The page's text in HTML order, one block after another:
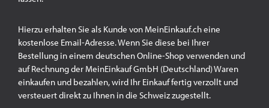
Hierzu erhalten Sie als Kunde von MeinEinkauf.ch eine
kostenlose Email-Adresse. Wenn Sie diese bei Ihrer
Bestellung in einem deutschen Online-Shop verwenden und
auf Rechnung der MeinEinkauf GmbH (Deutschland) Waren
einkaufen und bezahlen, wird Ihr Einkauf fertig verzollt und
versteuert direkt zu Ihnen in die Schweiz zugestellt.